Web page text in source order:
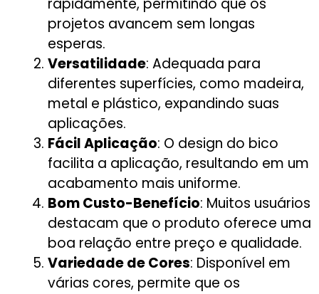
rapidamente, permitindo que os
projetos avancem sem longas
esperas.
Versatilidade: Adequada para
diferentes superfícies, como madeira,
metal e plástico, expandindo suas
aplicações.
Fácil Aplicação: O design do bico
facilita a aplicação, resultando em um
acabamento mais uniforme.
Bom Custo-Benefício: Muitos usuários
destacam que o produto oferece uma
boa relação entre preço e qualidade.
Variedade de Cores: Disponível em
várias cores, permite que os